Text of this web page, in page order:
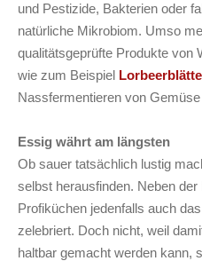
und Pestizide, Bakterien oder
natürliche Mikrobiom. Umso
qualitätsgeprüfte Produkte von
wie zum Beispiel
Nassfermentieren von
Essig währt am längsten
Ob sauer tatsächlich lustig
selbst herausfinden. Neben
Profiküchen jedenfalls auch
zelebriert. Doch nicht, weil
haltbar gemacht werden kann,